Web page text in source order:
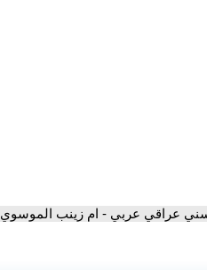
عراقي عربي - ام زينب الموسوي